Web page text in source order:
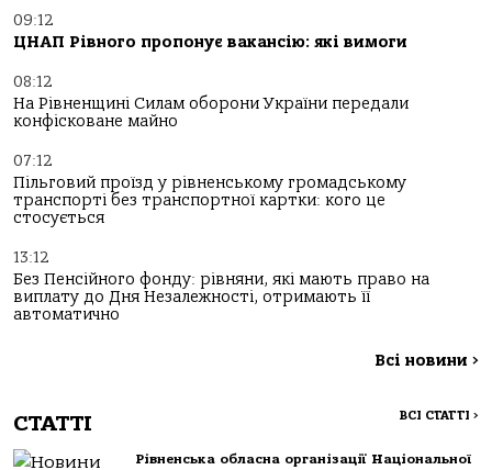
09:12
ЦНАП Рівного пропонує вакансію: які вимоги
08:12
На Рівненщині Силам оборони України передали
конфісковане майно
07:12
Пільговий проїзд у рівненському громадському
транспорті без транспортної картки: кого це
стосується
13:12
Без Пенсійного фонду: рівняни, які мають право на
виплату до Дня Незалежності, отримають її
автоматично
Всі новини >
СТАТТІ ВСІ СТАТТІ >
Рівненська обласна організації Національної